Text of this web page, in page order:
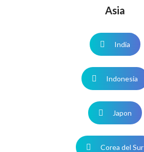
Asia
India
Indonesia
Japon
Corea del Sur